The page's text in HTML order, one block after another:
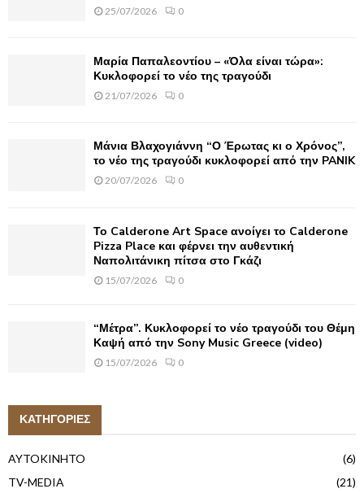
25/07/2026 0
Μαρία Παπαλεοντίου – «Όλα είναι τώρα»:
Κυκλοφορεί το νέο της τραγούδι
21/07/2026 0
Μάνια Βλαχογιάννη “Ο Έρωτας κι ο Χρόνος”,
το νέο της τραγούδι κυκλοφορεί από την PANIK
20/07/2026 0
Το Calderone Art Space ανοίγει το Calderone
Pizza Place και φέρνει την αυθεντική
Ναπολιτάνικη πίτσα στο Γκάζι
15/07/2026 0
“Μέτρα”. Κυκλοφορεί το νέο τραγούδι του Θέμη
Καψή από την Sony Music Greece (video)
15/07/2026 0
ΚΑΤΗΓΟΡΙΕΣ
AYTOKINHTO
(6)
TV-MEDIA
(21)